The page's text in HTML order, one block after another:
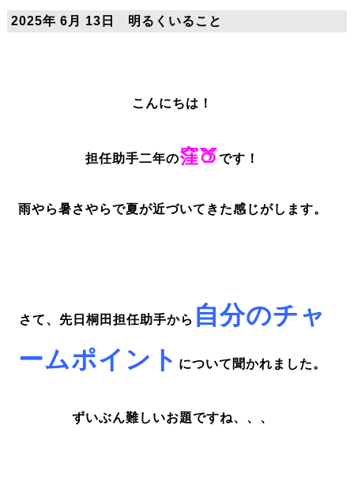
2025年 6月 13日 明るくいること
こんにちは！
担任助手二年の窪🍑です！
雨やら暑さやらで夏が近づいてきた感じがします。
さて、先日桐田担任助手から 自分のチャ
ームポイント について聞かれました。
ずいぶん難しいお題ですね、、、